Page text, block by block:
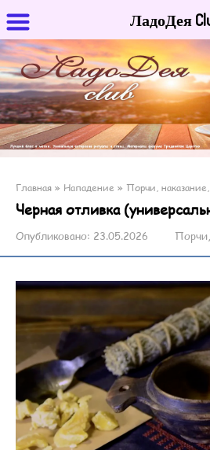
Главная » Нападение » Порчи,
Черная отливка
Опубликовано: 23.05.2026
ЛадоДея